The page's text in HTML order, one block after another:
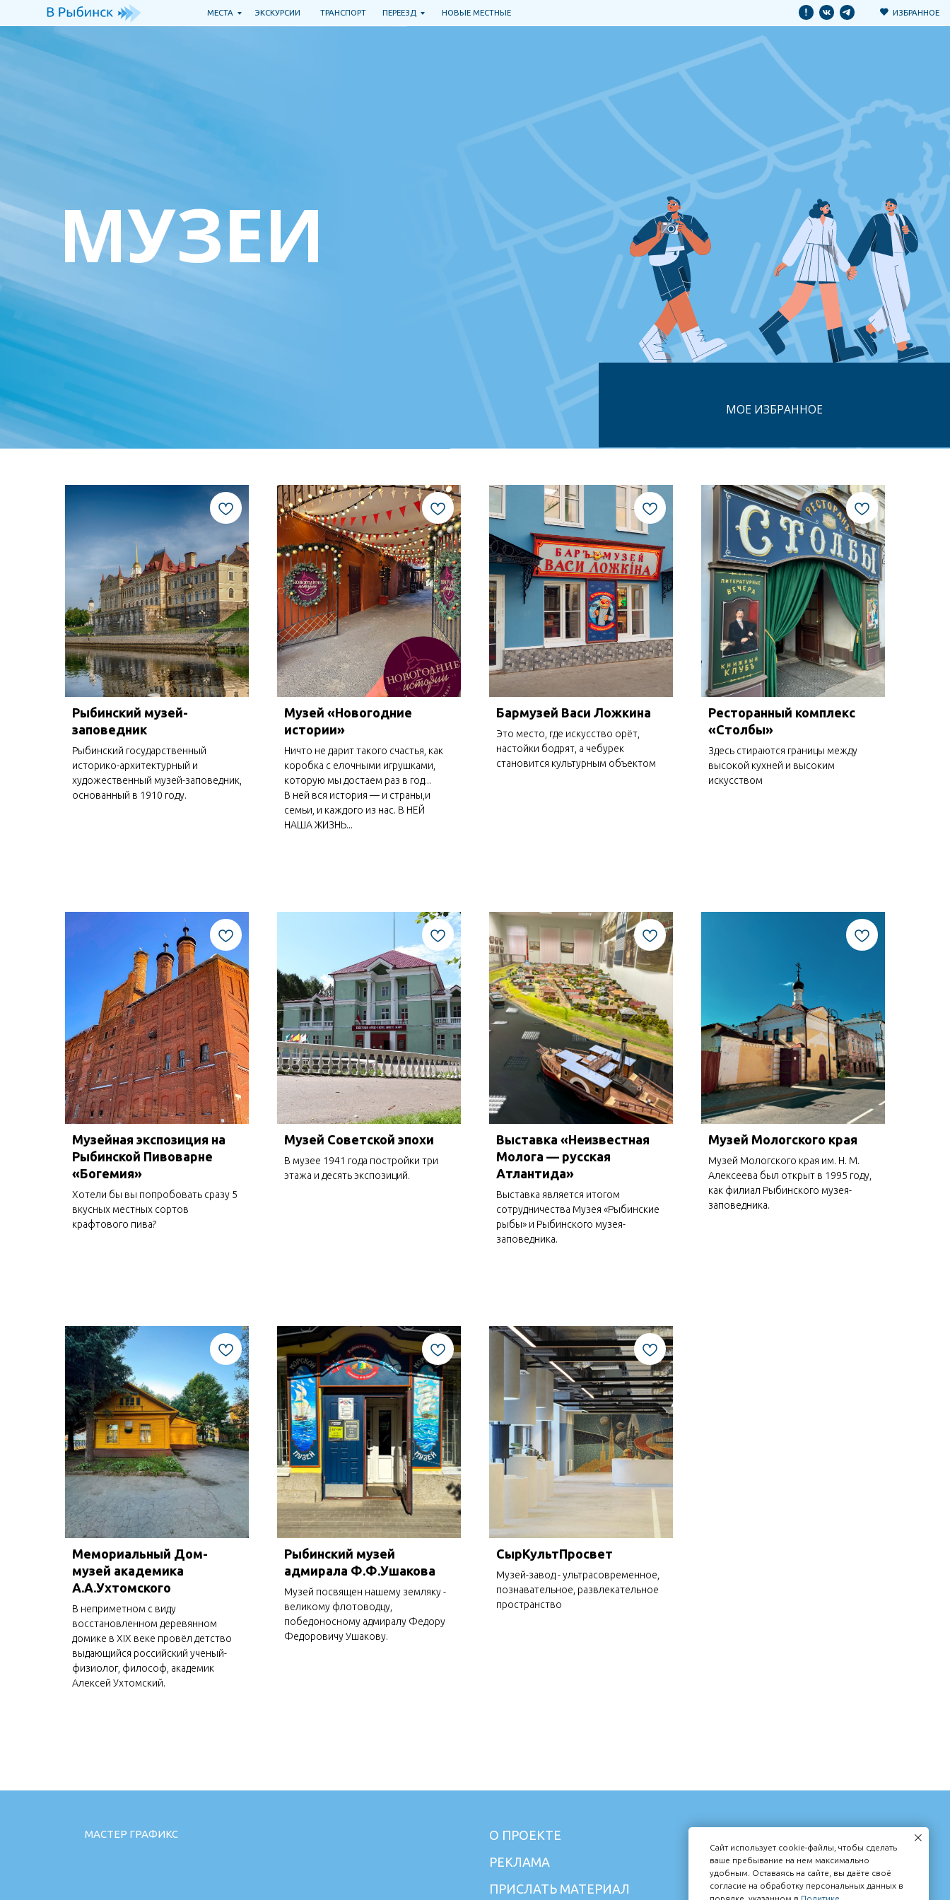
МЕСТА ТРАНСПОРТ ПЕРЕЕЗД НОВЫЕ МЕСТНЫЕ ИЗБРАННОЕ
ЭКСКУРСИИ
МУЗЕИ
Рыбинский музей-
заповедник
Рыбинский государственный
историко-архитектурный и
художественный музей-заповедник,
основанный в 1910 году.
Музей «Новогодние
истории»
Ничто не дарит такого счастья, как
коробка с елочными игрушками,
которую мы достаем раз в год...
В ней вся история — и страны,и
семьи, и каждого из нас. В НЕЙ
НАША ЖИЗНЬ...
Бармузей Васи Ложкина
Это место, где искусство орёт,
настойки бодрят, а чебурек
становится культурным объектом
Ресторанный комплекс
«Столбы»
Здесь стираются границы между
высокой кухней и высоким
искусством
Музейная экспозиция на
Рыбинской Пивоварне
«Богемия»
Хотели бы вы попробовать сразу 5
вкусных местных сортов
крафтового пива?
Музей Советской эпохи
В музее 1941 года постройки три
этажа и десять экспозиций.
Выставка «Неизвестная
Молога — русская
Атлантида»
Выставка является итогом
сотрудничества Музея «Рыбинские
рыбы» и Рыбинского музея-
заповедника.
Музей Мологского края
Музей Мологского края им. Н. М.
Алексеева был открыт в 1995 году,
как филиал Рыбинского музея-
заповедника.
Мемориальный Дом-
музей академика
А.А.Ухтомского
В неприметном с виду
восстановленном деревянном
домике в XIX веке провёл детство
выдающийся российский ученый-
физиолог, философ, академик
Алексей Ухтомский.
Рыбинский музей
адмирала Ф.Ф.Ушакова
Музей посвящен нашему земляку -
великому флотоводцу,
победоносному адмиралу Федору
Федоровичу Ушакову.
СырКультПросвет
Музей-завод - ультрасовременное,
познавательное, развлекательное
пространство
МАСТЕР ГРАФИКС О ПРОЕКТЕ
MG284040@MAIL.RU
РЕКЛАМА
ПРИСЛАТЬ МАТЕРИАЛ
Сайт использует cookie-файлы, чтобы сделать
ваше пребывание на нем максимально
удобным. Оставаясь на сайте, вы даёте своё
согласие на обработку персональных данных в